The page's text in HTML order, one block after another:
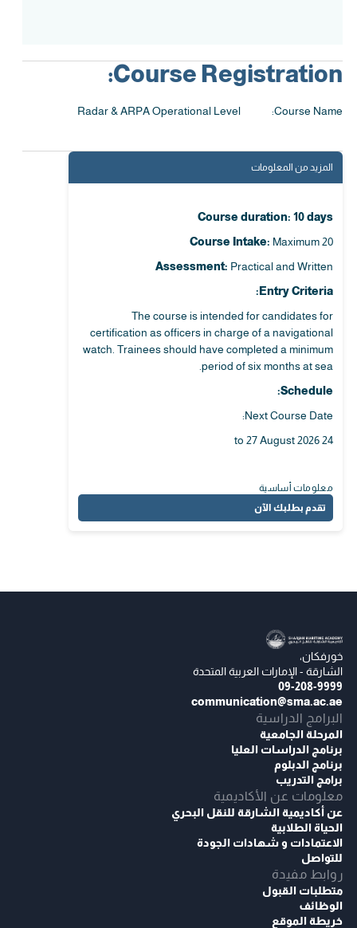
Course Registration:
Course Name:
Radar & ARPA Operational Level
المزيد من المعلومات
Course duration: 10 days
Course Intake: Maximum 20
Assessment: Practical and Written
Entry Criteria:
The course is intended for candidates for
certification as officers in charge of a navigational
watch. Trainees should have completed a minimum
period of six months at sea.
Schedule:
Next Course Date:
24 to 27 August 2026
معلومات أساسية
تقدم بطلبك الآن
خورفكان،
الشارقة - الإمارات العربية المتحدة
09-208-9999
communication@sma.ac.ae
البرامج الدراسية
المرحلة الجامعية
برنامج الدراسات العليا
برنامج الدبلوم
برامج التدريب
معلومات عن الأكاديمية
عن أكاديمية الشارقة للنقل البحري
الحياة الطلابية
الاعتمادات و شهادات الجودة
للتواصل
روابط مفيدة
متطلبات القبول
الوظائف
خريطة الموقع